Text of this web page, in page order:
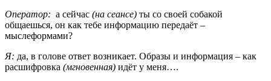
Оператор: а сейчас (на сеансе) ты со своей собакой
общаешься, он как тебе информацию передаёт –
мыслеформами?
Я: да, в голове ответ возникает. Образы и информация – как
расшифровка (мгновенная) идёт у меня….